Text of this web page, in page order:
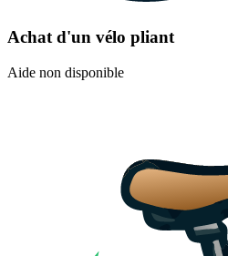
Achat d'un vélo pliant
Aide non disponible